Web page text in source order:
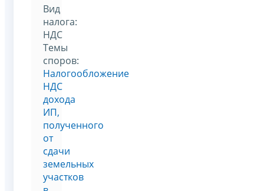
Вид
налога:
НДС
Темы
споров:
Налогообложение
НДС
дохода
ИП,
полученного
от
сдачи
земельных
участков